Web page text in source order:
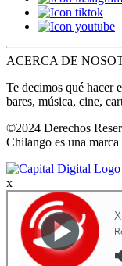
ACERCA DE
Te decimos qué hacer
bares, música, cine,
©2024 Derechos
Chilango es una
x